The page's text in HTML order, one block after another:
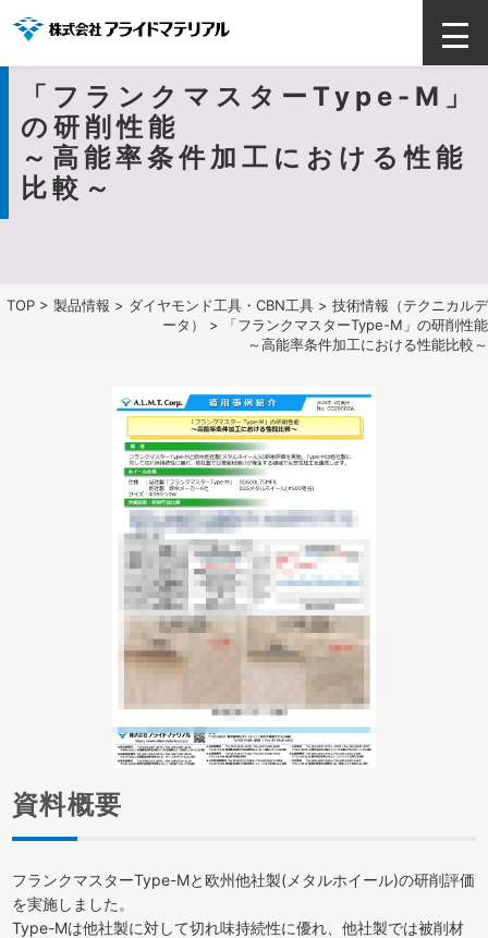
「フランクマスターType-M」
の研削性能
～高能率条件加工における性能
比較～
TOP > 製品情報 > ダイヤモンド工具・CBN工具 > 技術情報（テクニカルデ
ータ）
> 「フランクマスターType-M」の研削性能
～高能率条件加工における性能比較～
資料概要
フランクマスターType-Mと欧州他社製(メタルホイール)の研削評価
を実施しました。
Type-Mは他社製に対して切れ味持続性に優れ、他社製では被削材